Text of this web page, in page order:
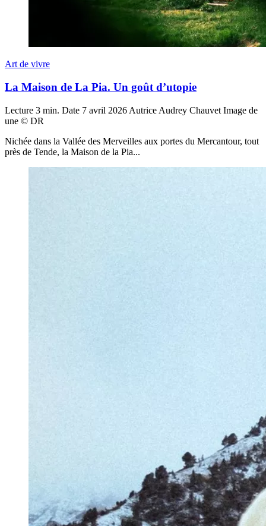
Art de vivre
La Maison de La Pia. Un goût d’utopie
Lecture 3 min. Date 7 avril 2026 Autrice Audrey Chauvet Image de
une © DR
Nichée dans la Vallée des Merveilles aux portes du Mercantour, tout
près de Tende, la Maison de la Pia...